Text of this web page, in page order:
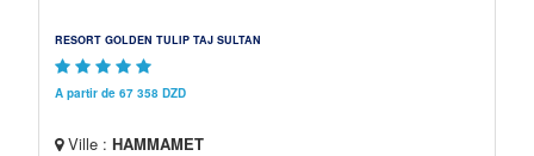
RESORT GOLDEN TULIP TAJ SULTAN
A partir de 67 358 DZD
Ville : HAMMAMET